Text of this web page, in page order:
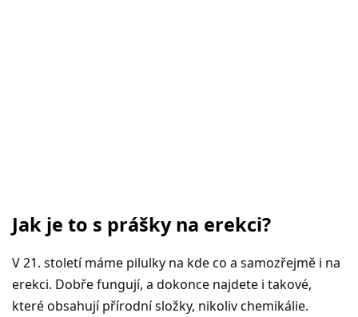
Jak je to s prášky na erekci?
V 21. století máme pilulky na kde co a samozřejmě i na
erekci. Dobře fungují, a dokonce najdete i takové,
které obsahují přírodní složky, nikoliv chemikálie.